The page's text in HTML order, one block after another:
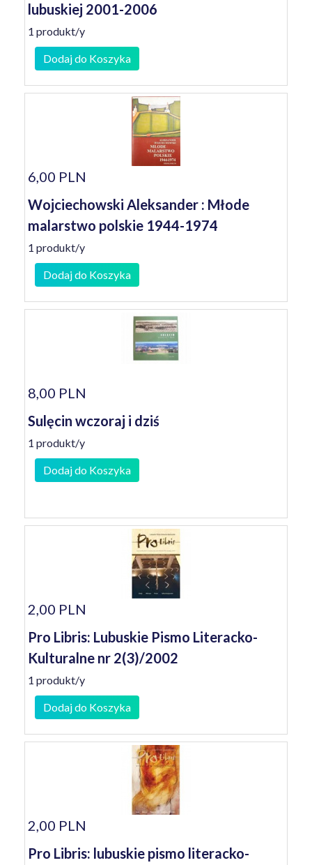
lubuskiej 2001-2006
1 produkt/y
Dodaj do Koszyka
6,00 PLN
Wojciechowski Aleksander : Młode
malarstwo polskie 1944-1974
1 produkt/y
Dodaj do Koszyka
8,00 PLN
Sulęcin wczoraj i dziś
1 produkt/y
Dodaj do Koszyka
2,00 PLN
Pro Libris: Lubuskie Pismo Literacko-
Kulturalne nr 2(3)/2002
1 produkt/y
Dodaj do Koszyka
2,00 PLN
Pro Libris: lubuskie pismo literacko-